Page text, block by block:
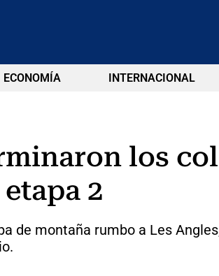
ECONOMÍA INTERNACIONAL
los
2
de montaña rumbo a Les